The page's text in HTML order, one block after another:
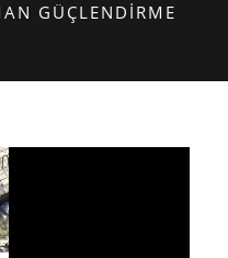
GÜÇLENDIRME